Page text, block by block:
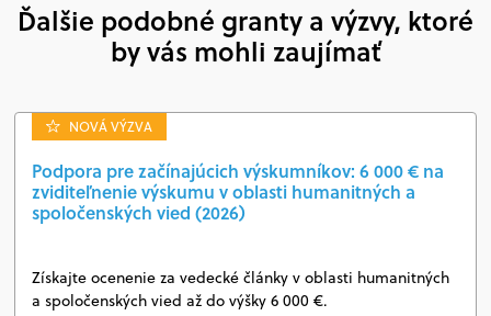
Ďalšie podobné granty a výzvy, ktoré
by vás mohli zaujímať
NOVÁ VÝZVA
Podpora pre začínajúcich výskumníkov: 6 000 € na
zviditeľnenie výskumu v oblasti humanitných a
spoločenských vied (2026)
Získajte ocenenie za vedecké články v oblasti humanitných
a spoločenských vied až do výšky 6 000 €.